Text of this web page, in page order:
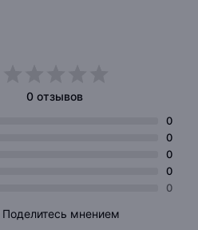
0 отзывов
0
0
0
0
0
Поделитесь мнением